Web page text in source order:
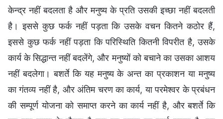
केन्द्र नहीं बदलता है और मनुष्य के प्रति उसकी इच्छा नहीं बदलती
है। इससे कुछ फर्क नहीं पड़ता कि उसके वचन कितने कठोर हैं,
इससे कुछ फर्क नहीं पड़ता कि परिस्थिति कितनी विपरीत है, उसके
कार्य के सिद्धान्त नहीं बदलेंगे, और मनुष्यों को बचाने का उसका आशय
नहीं बदलेगा। बशर्ते कि यह मनुष्य के अन्त का प्रकाशन या मनुष्य
का गंतव्य नहीं है, और अंतिम चरण का कार्य, या परमेश्वर के प्रबंधन
की सम्पूर्ण योजना को समाप्त करने का कार्य नहीं है, और बशर्ते कि